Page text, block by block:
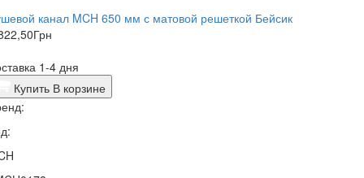
канал MCH 650 мм с матовой решеткой Бейсик
Грн
1-4 дня
Купить В корзине